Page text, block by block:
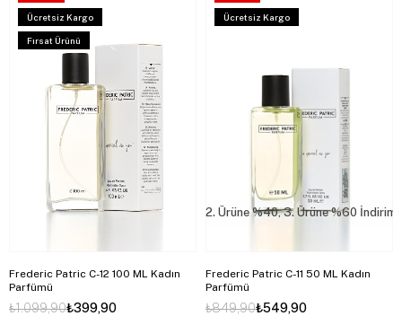
Frederic Patric C-12 100 ML Kadın
Parfümü
₺399,90
₺1.099,90
Ücretsiz Kargo
Fırsat Ürünü
Frederic Patric C-11 50 ML Kadın
Parfümü
₺549,90
₺849,90
2. Ürüne %40, 3. Ürüne %60 İndirim
Ücretsiz Kargo